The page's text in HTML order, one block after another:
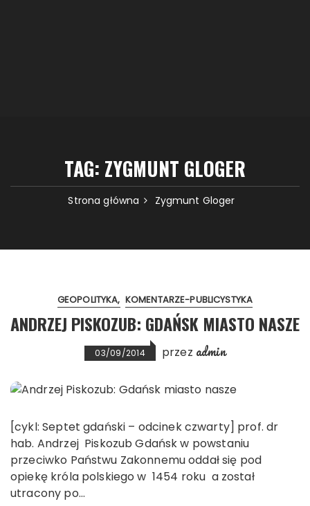
TAG: ZYGMUNT GLOGER
Strona główna Zygmunt Gloger
GEOPOLITYKA KOMENTARZE-PUBLICYSTYKA
ANDRZEJ PISKOZUB: GDAŃSK MIASTO NASZE
03/09/2014 przez admin
[cykl: Septet gdański – odcinek czwarty] prof. dr
hab. Andrzej Piskozub Gdańsk w powstaniu
przeciwko Państwu Zakonnemu oddał się pod
opiekę króla polskiego w 1454 roku a został
utracony po…